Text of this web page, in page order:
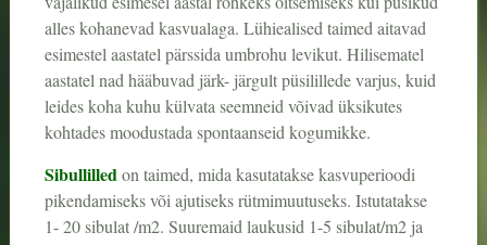
alles kohanevad kasvualaga. Lühiealised taimed aitavad
esimestel aastatel pärssida umbrohu levikut. Hilisematel
aastatel nad hääbuvad järk- järgult püsilillede varjus, kuid
leides koha kuhu külvata seemneid võivad üksikutes
kohtades moodustada spontaanseid kogumikke.
Sibullilled on taimed, mida kasutatakse kasvuperioodi
pikendamiseks või ajutiseks rütmimuutuseks. Istutatakse
1- 20 sibulat /m2. Suuremaid laukusid 1-5 sibulat/m2 ja